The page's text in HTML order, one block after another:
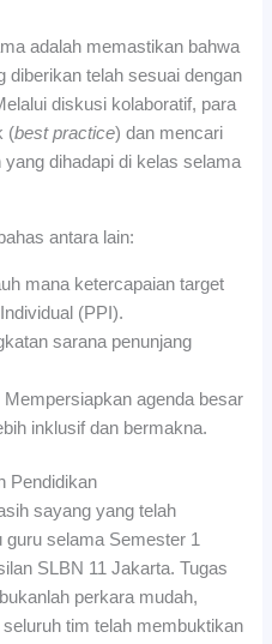
adalah memastikan bahwa
diberikan telah sesuai dengan
diskusi kolaboratif, para
(best practice) dan mencari
dihadapi di kelas selama
antara lain:
mana ketercapaian target
(PPI).
sarana penunjang
Mempersiapkan agenda besar
inklusif dan bermakna.
Pendidikan
sayang yang telah
guru selama Semester 1
SLBN 11 Jakarta. Tugas
perkara mudah,
tim telah membuktikan